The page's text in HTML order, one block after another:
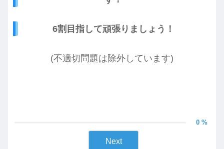
6割目指して頑張りましょう！
(不適切問題は除外しています)
0 %
Next